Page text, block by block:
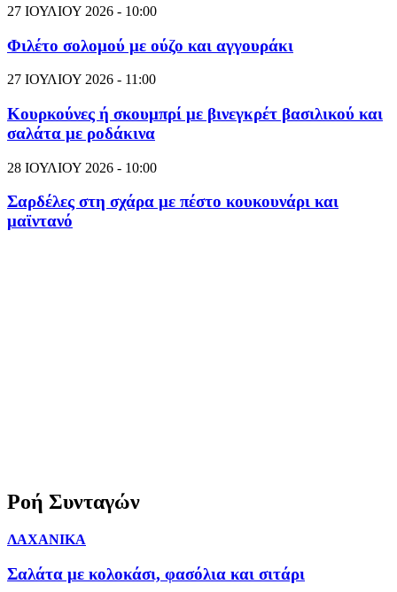
27 ΙΟΥΛΙΟΥ 2026 - 10:00
Φιλέτο σολομού με ούζο και αγγουράκι
27 ΙΟΥΛΙΟΥ 2026 - 11:00
Κουρκούνες ή σκουμπρί με βινεγκρέτ βασιλικού και
σαλάτα με ροδάκινα
28 ΙΟΥΛΙΟΥ 2026 - 10:00
Σαρδέλες στη σχάρα με πέστο κουκουνάρι και
μαϊντανό
Ροή Συνταγών
ΛΑΧΑΝΙΚΑ
Σαλάτα με κολοκάσι, φασόλια και σιτάρι